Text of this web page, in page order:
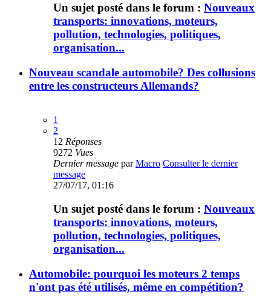
Un sujet posté dans le forum : Nouveaux
transports: innovations, moteurs,
pollution, technologies, politiques,
organisation...
Nouveau scandale automobile? Des collusions
entre les constructeurs Allemands?
1
2
12 Réponses
9272 Vues
Dernier message parMacro Consulter le dernier
message
27/07/17, 01:16
Un sujet posté dans le forum : Nouveaux
transports: innovations, moteurs,
pollution, technologies, politiques,
organisation...
Automobile: pourquoi les moteurs 2 temps
n'ont pas été utilisés, même en compétition?